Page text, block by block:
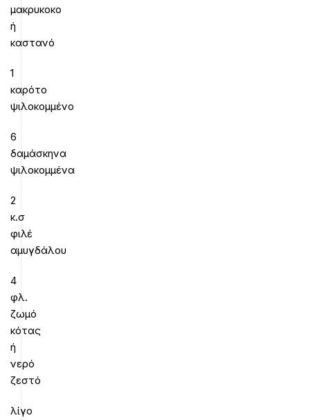
μακρυκοκο
ή
καστανό
1
καρότο
ψιλοκομμένο
6
δαμάσκηνα
ψιλοκομμένα
2
κ.σ
φιλέ
αμυγδάλου
4
φλ.
ζωμό
κότας
ή
νερό
ζεστό
λίγο